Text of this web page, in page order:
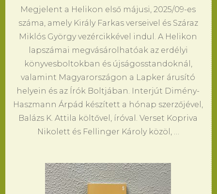
Megjelent a Helikon első májusi, 2025/09-es
száma, amely Király Farkas verseivel és Száraz
Miklós György vezércikkével indul. A Helikon
lapszámai megvásárolhatóak az erdélyi
könyvesboltokban és újságosstandoknál,
valamint Magyarországon a Lapker árusító
helyein és az Írók Boltjában. Interjút Dimény-
Haszmann Árpád készített a hónap szerzőjével,
Balázs K. Attila költővel, íróval. Verset Kopriva
Nikolett és Fellinger Károly közöl, …